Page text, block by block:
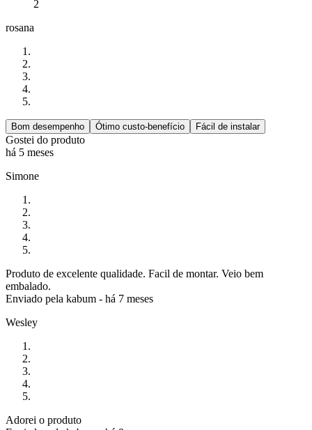
2
rosana
Bom desempenho Ótimo custo-benefício Fácil de instalar
Gostei do produto
há 5 meses
Simone
Produto de excelente qualidade. Facil de montar. Veio bem
embalado.
Enviado pela kabum - há 7 meses
Wesley
Adorei o produto